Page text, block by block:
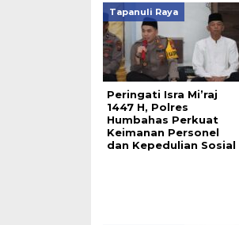
Tapanuli Raya
Peringati Isra Mi’raj
1447 H, Polres
Humbahas Perkuat
Keimanan Personel
dan Kepedulian Sosial